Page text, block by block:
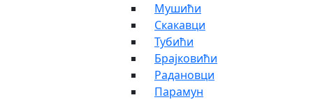
Мушићи
Скакавци
Тубићи
Брајковићи
Радановци
Парамун